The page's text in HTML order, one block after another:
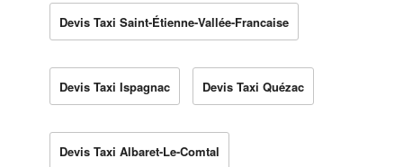
Devis Taxi Saint-Étienne-Vallée-Francaise
Devis Taxi Ispagnac Devis Taxi Quézac
Devis Taxi Albaret-Le-Comtal